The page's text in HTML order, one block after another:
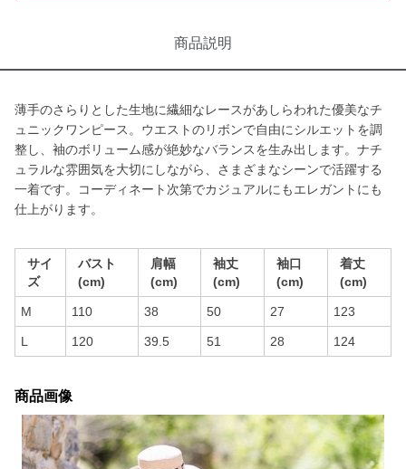
商品説明
薄手のさらりとした生地に繊細なレースがあしらわれた優美なチ
ュニックワンピース。ウエストのリボンで自由にシルエットを調
整し、袖のボリューム感が絶妙なバランスを生み出します。ナチ
ュラルな雰囲気を大切にしながら、さまざまなシーンで活躍する
一着です。コーディネート次第でカジュアルにもエレガントにも
仕上がります。
サイ
ズ
バスト
(cm)
肩幅
(cm)
袖丈
(cm)
袖口
(cm)
着丈
(cm)
M 110 38 50 27 123
L 120 39.5 51 28 124
商品画像